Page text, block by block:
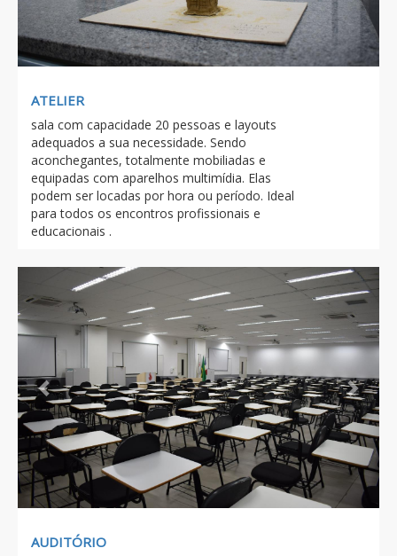
ATELIER
sala com capacidade 20 pessoas e layouts
adequados a sua necessidade. Sendo
aconchegantes, totalmente mobiliadas e
equipadas com aparelhos multimídia. Elas
podem ser locadas por hora ou período. Ideal
para todos os encontros profissionais e
educacionais .
Previous Next
AUDITÓRIO